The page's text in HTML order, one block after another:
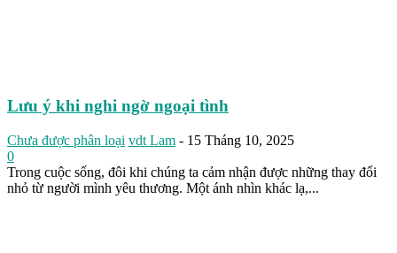
Lưu ý khi nghi ngờ ngoại tình
Chưa được phân loại vdt Lam - 15 Tháng 10, 2025
0
Trong cuộc sống, đôi khi chúng ta cảm nhận được những thay đổi
nhỏ từ người mình yêu thương. Một ánh nhìn khác lạ,...